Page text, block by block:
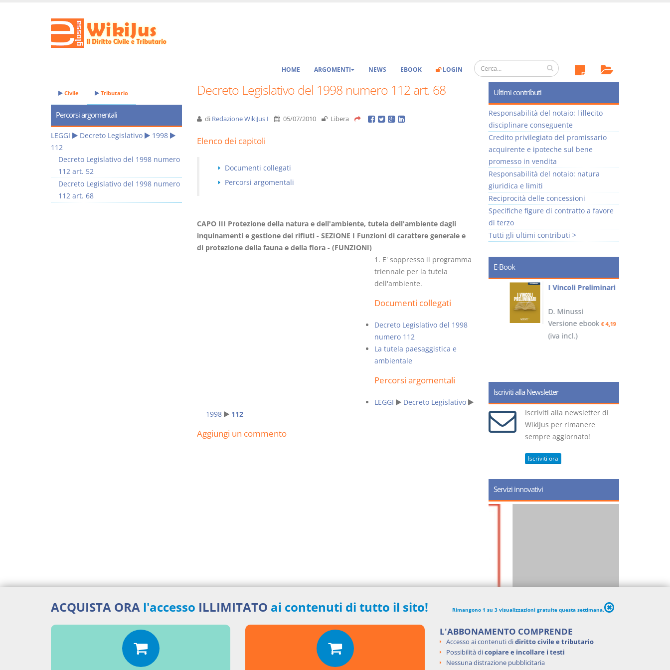
HOME ARGOMENTI NEWS EBOOK LOGIN
Decreto Legislativo del 1998 numero 112 art. 68
di Redazione WikiJus I 05/07/2010 Libera
Elenco dei capitoli
Documenti collegati
Percorsi argomentali
CAPO III Protezione della natura e dell'ambiente, tutela dell'ambiente dagli
inquinamenti e gestione dei rifiuti - SEZIONE I Funzioni di carattere generale e
di protezione della fauna e della flora - (FUNZIONI)
1. E' soppresso il programma
triennale per la tutela
dell'ambiente.
Documenti collegati
Decreto Legislativo del 1998
numero 112
La tutela paesaggistica e
ambientale
Percorsi argomentali
LEGGI
Decreto Legislativo
1998
112
Aggiungi un commento
Civile Tributario
Percorsi argomentali
LEGGI Decreto Legislativo
1998
112
Decreto Legislativo del 1998 numero
112 art. 52
Decreto Legislativo del 1998 numero
112 art. 68
Ultimi contributi
Responsabilità del notaio: l'illecito
disciplinare conseguente
Credito privilegiato del promissario
acquirente e ipoteche sul bene
promesso in vendita
Responsabilità del notaio: natura
giuridica e limiti
Reciprocità delle concessioni
Specifiche figure di contratto a favore
di terzo
Tutti gli ultimi contributi >
E-Book
Le Società di
Persone
D. Minussi
Versione ebook
(iva incl.)
I Vincoli Preliminari
D. Minussi
Versione ebook€ 4,19
(iva incl.)
Iscriviti alla Newsletter
Iscriviti alla newsletter di
WikiJus per rimanere
sempre aggiornato!
Iscriviti ora
Servizi innovativi
ACQUISTA ORA l'accesso ILLIMITATO ai contenuti di tutto il sito! Rimangono 1 su 3 visualizzazioni gratuite questa settimana.
L'ABBONAMENTO COMPRENDE
Accesso ai contenuti didiritto civile e tributario
Possibilità dicopiare e incollare i testi
Nessuna distrazione pubblicitaria